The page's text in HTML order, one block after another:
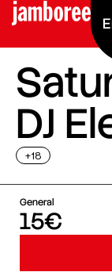
DJ
+18
General
15€